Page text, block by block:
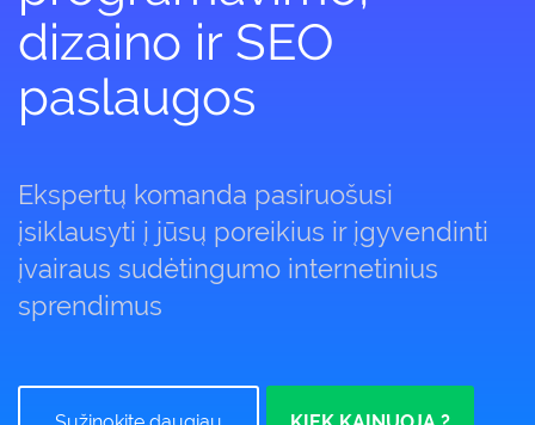
dizaino ir SEO
paslaugos
Ekspertų komanda pasiruošusi
įsiklausyti į jūsų poreikius ir įgyvendinti
įvairaus sudėtingumo internetinius
sprendimus